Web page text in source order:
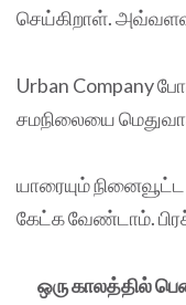
செய்கிறாள்.
Urban Company
சமநிலையை
யாரையும்
கேட்க வேண்டாம்.
ஒரு காலத்தில்